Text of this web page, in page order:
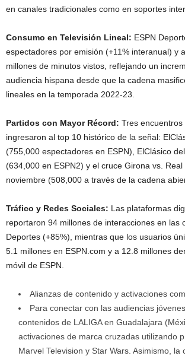
en canales tradicionales como en soportes
Consumo en Televisión Lineal: ESPN
espectadores por emisión (+11% interanual) y
millones de minutos vistos, reflejando un
audiencia hispana desde que la cadena
lineales en la temporada 2022-23.
Partidos con Mayor Récord: Tres
ingresaron al top 10 histórico de la señal:
(755,000 espectadores en ESPN), ElClásico
(634,000 en ESPN2) y el cruce Girona vs.
noviembre (508,000 a través de la cadena
Tráfico y Redes Sociales: Las plataformas
reportaron 94 millones de interacciones en las
Deportes (+85%), mientras que los usuarios
5.1 millones en ESPN.com y a 12.8 millones
móvil de ESPN.
Alianzas de contenido y activaciones
Para conectar con las audiencias
contenidos de LALIGA en Guadalajara
activaciones de marca cruzadas utilizando
Marvel Television y Star Wars. Asimismo, la